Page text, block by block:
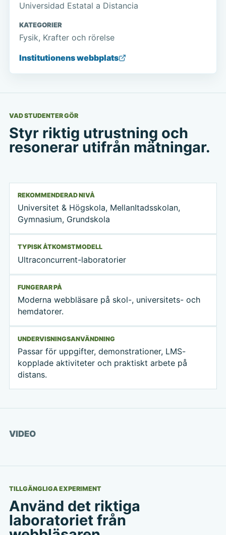
Universidad Estatal a Distancia
KATEGORIER
Fysik, Krafter och rörelse
Institutionens webbplats
VAD STUDENTER GÖR
Styr riktig utrustning och
resonerar utifrån mätningar.
REKOMMENDERAD NIVÅ
Universitet & Högskola, MellanItadsskolan,
Gymnasium, Grundskola
TYPISK ÅTKOMSTMODELL
Ultraconcurrent-laboratorier
FUNGERAR PÅ
Moderna webbläsare på skol-, universitets- och
hemdatorer.
UNDERVISNINGSANVÄNDNING
Passar för uppgifter, demonstrationer, LMS-
kopplade aktiviteter och praktiskt arbete på
distans.
VIDEOSe video
TILLGÄNGLIGA EXPERIMENT
Använd det riktiga
laboratoriet från